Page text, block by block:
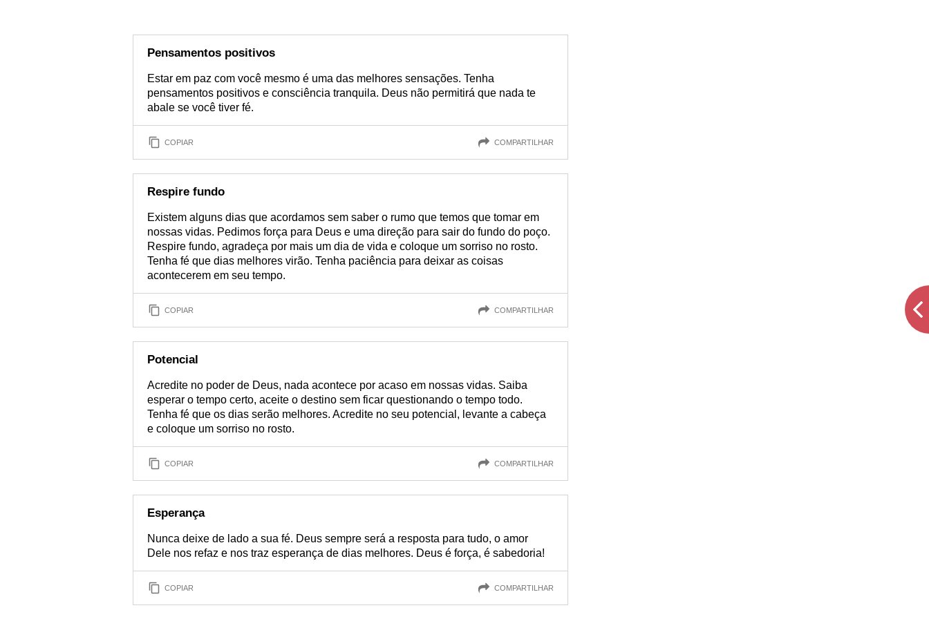
Pensamentos positivos
Estar em paz com você mesmo é uma das melhores sensações. Tenha
pensamentos positivos e consciência tranquila. Deus não permitirá que nada te
abale se você tiver fé.
COPIAR COMPARTILHAR
Respire fundo
Existem alguns dias que acordamos sem saber o rumo que temos que tomar em
nossas vidas. Pedimos força para Deus e uma direção para sair do fundo do poço.
Respire fundo, agradeça por mais um dia de vida e coloque um sorriso no rosto.
Tenha fé que dias melhores virão. Tenha paciência para deixar as coisas
acontecerem em seu tempo.
COPIAR COMPARTILHAR
Potencial
Acredite no poder de Deus, nada acontece por acaso em nossas vidas. Saiba
esperar o tempo certo, aceite o destino sem ficar questionando o tempo todo.
Tenha fé que os dias serão melhores. Acredite no seu potencial, levante a cabeça
e coloque um sorriso no rosto.
COPIAR COMPARTILHAR
Esperança
Nunca deixe de lado a sua fé. Deus sempre será a resposta para tudo, o amor
Dele nos refaz e nos traz esperança de dias melhores. Deus é força, é sabedoria!
COPIAR COMPARTILHAR